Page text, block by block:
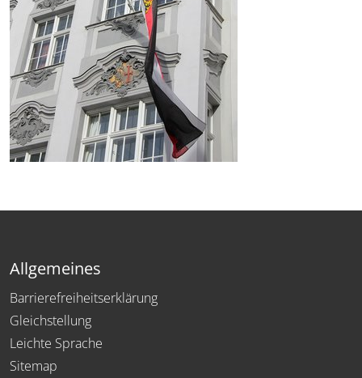
Allgemeines
Barrierefreiheitserklärung
Gleichstellung
Leichte Sprache
Sitemap